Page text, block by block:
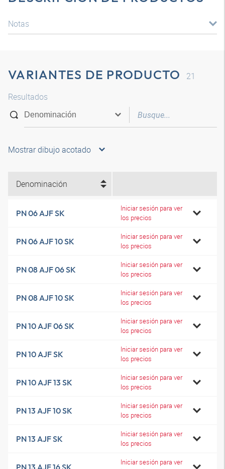
Notas
VARIANTES DE PRODUCTO
21
Resultados
Mostrar dibujo acotado
Denominación
PN 06 AJF SK
Iniciar sesión para ver
los precios
PN 06 AJF 10 SK
Iniciar sesión para ver
los precios
PN 08 AJF 06 SK
Iniciar sesión para ver
los precios
PN 08 AJF 10 SK
Iniciar sesión para ver
los precios
PN 10 AJF 06 SK
Iniciar sesión para ver
los precios
PN 10 AJF SK
Iniciar sesión para ver
los precios
PN 10 AJF 13 SK
Iniciar sesión para ver
los precios
PN 13 AJF 10 SK
Iniciar sesión para ver
los precios
PN 13 AJF SK
Iniciar sesión para ver
los precios
PN 13 AJF 16 SK
Iniciar sesión para ver